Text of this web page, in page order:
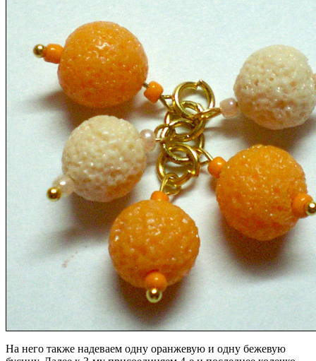
На него также надеваем одну оранжевую и одну бежевую